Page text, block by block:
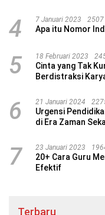
4 7 Januari 2023 2507
Apa itu Nomor
5 18 Februari 2023
Cinta yang Tak
Berdistraksi
6 21 Januari 2024
Urgensi
di Era Zaman
7 23 Januari 2023
20+ Cara Guru
Efektif
Terbaru